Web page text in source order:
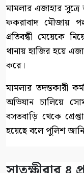
মামলার এজাহার
ফকরাবাদ মৌজায়
প্রতিবন্ধী মেয়েকে
থানায় হাজির হয়ে
করে।
মামলার তদন্তকারী
অভিযান চালিয়ে
বসতবাড়ি থেকে
হয়েছে বলে পুলিশ